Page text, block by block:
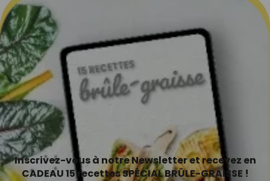
Inscrivez-vous à notre Newsletter et recevez en
CADEAU 15 recettes SPÉCIAL BRÛLE-GRAISSE !